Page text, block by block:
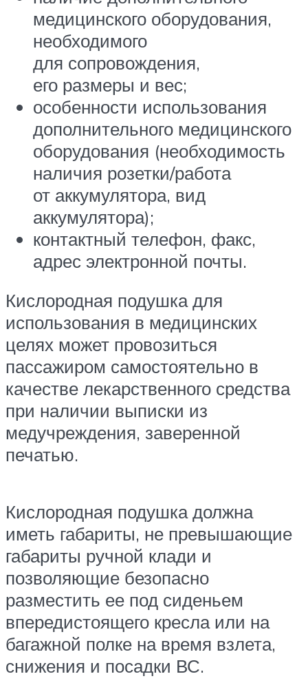
медицинского оборудования,
необходимого
для сопровождения,
его размеры и вес;
особенности использования
дополнительного медицинского
оборудования (необходимость
наличия розетки/работа
от аккумулятора, вид
аккумулятора);
контактный телефон, факс,
адрес электронной почты.
Кислородная подушка для
использования в медицинских
целях может провозиться
пассажиром самостоятельно в
качестве лекарственного средства
при наличии выписки из
медучреждения, заверенной
печатью.
Кислородная подушка должна
иметь габариты, не превышающие
габариты ручной клади и
позволяющие безопасно
разместить ее под сиденьем
впередистоящего кресла или на
багажной полке на время взлета,
снижения и посадки ВС.